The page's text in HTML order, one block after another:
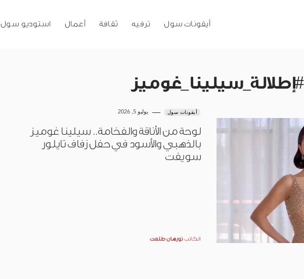
أيقونات سول ترفيه ثقافة أعمال استوديو سول
#إطلالة_سيلينا_غوميز
أيقونات سول يوليو 5, 2026
لوحة من الأناقة والفخامة.. سيلينا غوميز
بالذهبي والأسود في حفل زفاف تايلور
سويفت
الكاتب نورهان طلعت